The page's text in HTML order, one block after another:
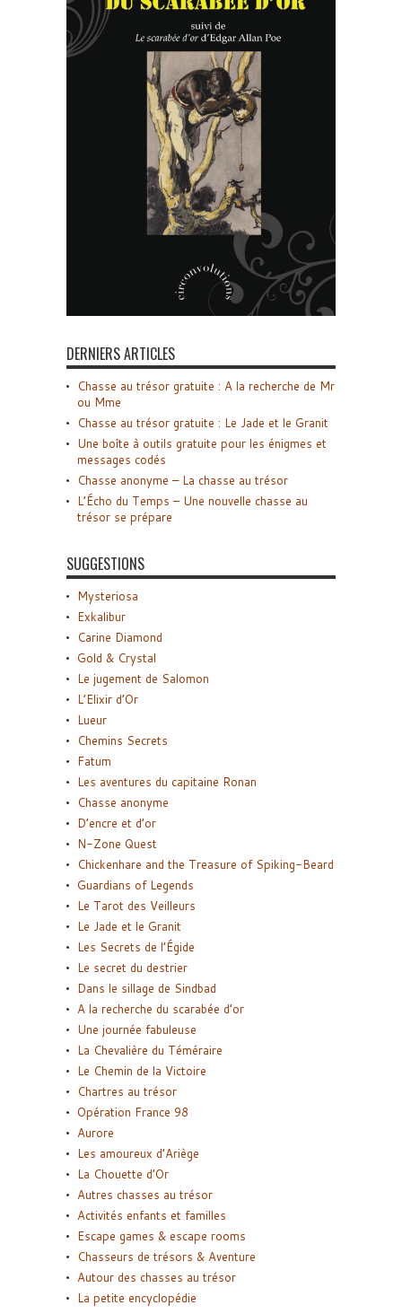
DERNIERS ARTICLES
Chasse au trésor gratuite : A la recherche de Mr
ou Mme
Chasse au trésor gratuite : Le Jade et le Granit
Une boîte à outils gratuite pour les énigmes et
messages codés
Chasse anonyme – La chasse au trésor
L’Écho du Temps – Une nouvelle chasse au
trésor se prépare
SUGGESTIONS
Mysteriosa
Exkalibur
Carine Diamond
Gold & Crystal
Le jugement de Salomon
L’Elixir d’Or
Lueur
Chemins Secrets
Fatum
Les aventures du capitaine Ronan
Chasse anonyme
D’encre et d’or
N-Zone Quest
Chickenhare and the Treasure of Spiking-Beard
Guardians of Legends
Le Tarot des Veilleurs
Le Jade et le Granit
Les Secrets de l’Égide
Le secret du destrier
Dans le sillage de Sindbad
A la recherche du scarabée d’or
Une journée fabuleuse
La Chevalière du Téméraire
Le Chemin de la Victoire
Chartres au trésor
Opération France 98
Aurore
Les amoureux d’Ariège
La Chouette d’Or
Autres chasses au trésor
Activités enfants et familles
Escape games & escape rooms
Chasseurs de trésors & Aventure
Autour des chasses au trésor
La petite encyclopédie